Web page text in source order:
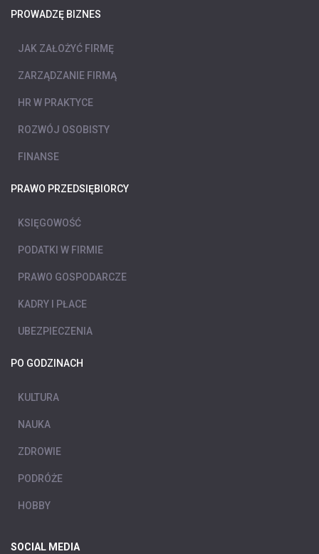
PROWADZĘ BIZNES
JAK ZAŁOŻYĆ FIRMĘ
ZARZĄDZANIE FIRMĄ
HR W PRAKTYCE
ROZWÓJ OSOBISTY
FINANSE
PRAWO PRZEDSIĘBIORCY
KSIĘGOWOŚĆ
PODATKI W FIRMIE
PRAWO GOSPODARCZE
KADRY I PŁACE
UBEZPIECZENIA
PO GODZINACH
KULTURA
NAUKA
ZDROWIE
PODRÓŻE
HOBBY
SOCIAL MEDIA